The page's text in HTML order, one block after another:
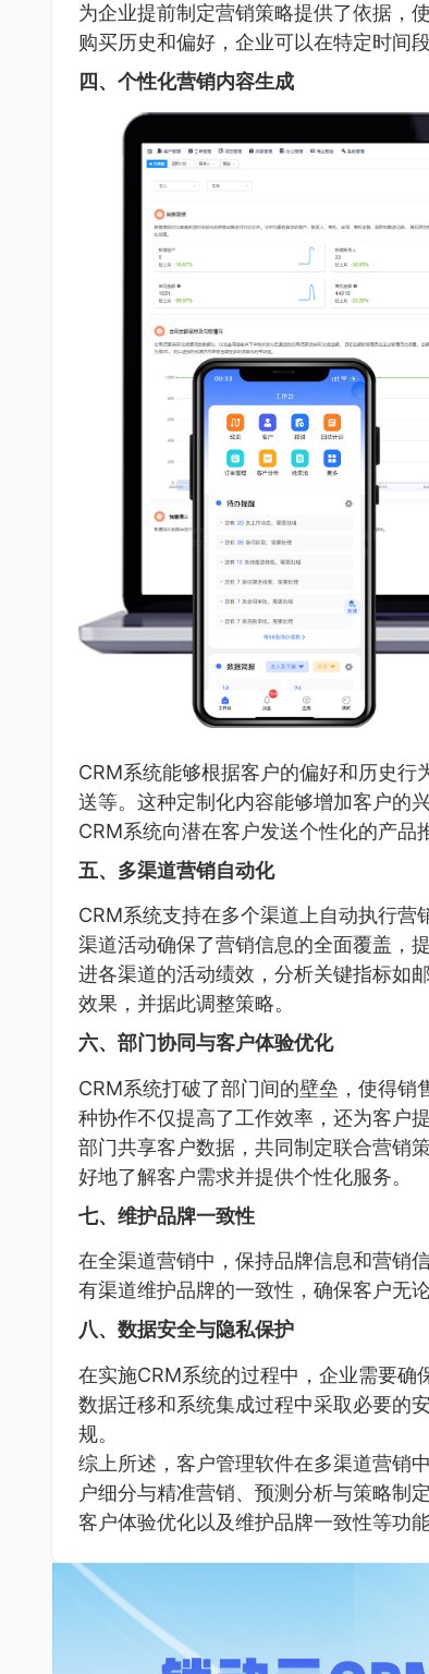
为企业提前制定营销策略提供了依据，
购买历史和偏好，企业可以在特定时间
四、个性化营销内容生成
CRM系统能够根据客户的偏好和历史
送等。这种定制化内容能够增加客户的
CRM系统向潜在客户发送个性化的产品
五、多渠道营销自动化
CRM系统支持在多个渠道上自动执行营
渠道活动确保了营销信息的全面覆盖，
进各渠道的活动绩效，分析关键指标如
效果，并据此调整策略。
六、部门协同与客户体验优化
CRM系统打破了部门间的壁垒，使得
种协作不仅提高了工作效率，还为客户
部门共享客户数据，共同制定联合营销
好地了解客户需求并提供个性化服务。
七、维护品牌一致性
在全渠道营销中，保持品牌信息和营销
有渠道维护品牌的一致性，确保客户无
八、数据安全与隐私保护
在实施CRM系统的过程中，企业需要确
数据迁移和系统集成过程中采取必要的
规。
综上所述，客户管理软件在多渠道营销
户细分与精准营销、预测分析与策略制
客户体验优化以及维护品牌一致性等功